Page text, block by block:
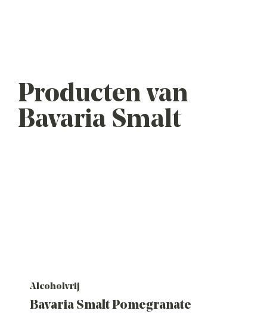
Producten van
Bavaria Smalt
Alcoholvrij
Bavaria Smalt Pomegranate